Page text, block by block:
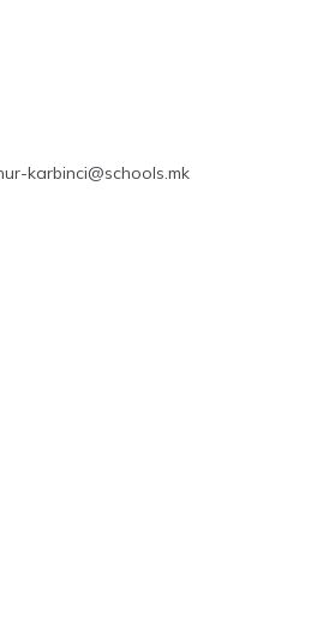
karbinci@schools.mk